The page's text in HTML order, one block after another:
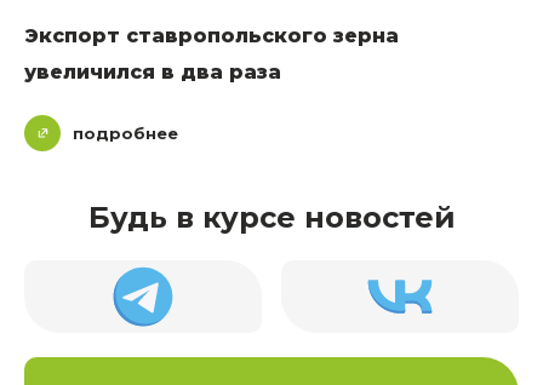
Экспорт ставропольского зерна
увеличился в два раза
подробнее
Будь в курсе новостей